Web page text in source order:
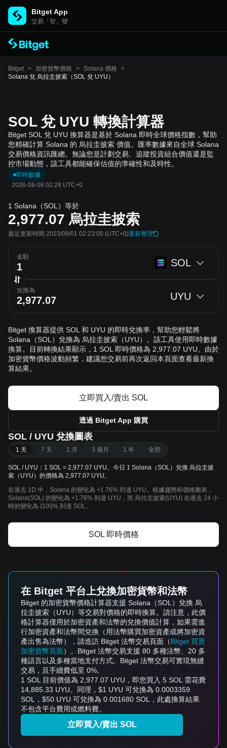
Bitget App
交易「智」變
Bitget > 加密貨幣價格 > Solana 價格
>
Solana 兌 烏拉圭披索（SOL 兌 UYU）
SOL 兌 UYU 轉換計算器
Bitget SOL 兌 UYU 換算器是基於 Solana 即時全球價格指數，幫助
您精確計算 Solana 的 烏拉圭披索 價值。匯率數據來自全球 Solana
交易價格資訊匯總。無論您是計劃交易、追蹤投資組合價值還是監
控市場動態，該工具都能確保估值的準確性和及時性。
即時數據
· 2026-08-08 02:28 UTC+0
1 Solana（SOL）等於
2,977.07 烏拉圭披索
最近更新時間 2023/09/01 02:23:05 (UTC+0)重新整理
金額
SOL
兌換為
UYU
Bitget 換算器提供 SOL 和 UYU 的即時兌換率，幫助您輕鬆將
Solana（SOL）兌換為 烏拉圭披索（UYU）。該工具使用即時數據
換算。目前轉換結果顯示，1 SOL 即時價格為 2,977.07 UYU。由於
加密貨幣價格波動頻繁，建議您交易前再次返回本頁面查看最新換
算結果。
立即買入/賣出 SOL
透過 Bitget App 購買
SOL / UYU 兌換圖表
1 天 7 天 1 月 3 個月 1 年 全部
SOL / UYU：1 SOL = 2,977.07 UYU。今日 1 Solana（SOL）兌換 烏拉圭披
索（UYU）的價格為 2,977.07 UYU。
在過去 1D 中，Solana 的變化為 +1.76% 到達 UYU。根據趨勢和價格圖表，
Solana(SOL) 的變化為 +1.76% 到達 UYU，而 烏拉圭披索(UYU) 在過去 24 小
時的變化為 {10\}% 到達 SOL。
SOL 即時價格
在 Bitget 平台上兌換加密貨幣和法幣
Bitget 的加密貨幣價格計算器支援 Solana（SOL）兌換 烏
拉圭披索（UYU）等交易對價格的即時換算。請注意，此價
格計算器僅用於加密資產和法幣的兌換價值計算，如果需進
行加密資產和法幣間兌換（用法幣購買加密資產或將加密資
產出售為法幣），請造訪 Bitget 法幣交易頁面（Bitget 買賣
加密貨幣頁面）。Bitget 法幣交易支援 80 多種法幣、20 多
種語言以及多種當地支付方式。Bitget 法幣交易可實現無縫
交易，且手續費低至 0%。
1 SOL 目前價值為 2,977.07 UYU，即您買入 5 SOL 需花費
14,885.33 UYU。同理，$1 UYU 可兌換為 0.0003359
SOL，$50 UYU 可兌換為 0.001680 SOL，此處換算結果
不包含平台費用或燃料費。
立即買入/賣出 SOL